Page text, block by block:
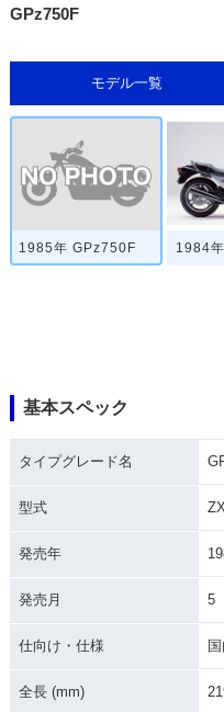
GPz750F
モデル一覧
1985年 GPz750F 1984
基本スペック
タイプグレード名
型式
発売年
発売月 5
仕向け・仕様
全長 (mm)